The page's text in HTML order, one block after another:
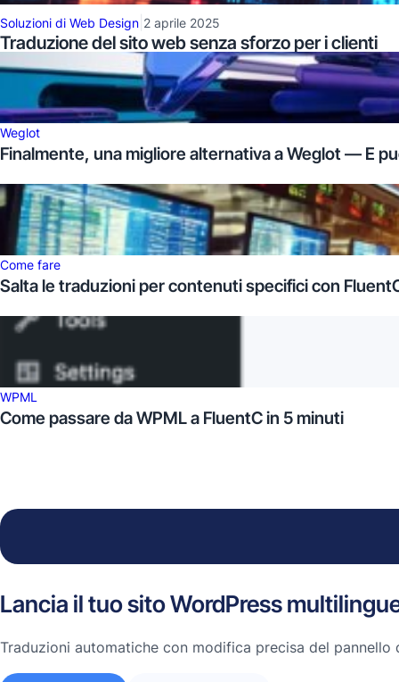
Soluzioni di Web Design 2 aprile 2025
Traduzione del sito web senza sforzo per i clienti
Weglot
Finalmente, una migliore alternativa a Weglot — E
Come fare
Salta le traduzioni per contenuti specifici con
WPML
Come passare da WPML a FluentC in 5 minuti
Lancia il tuo sito WordPress
Traduzioni automatiche con modifica precisa del